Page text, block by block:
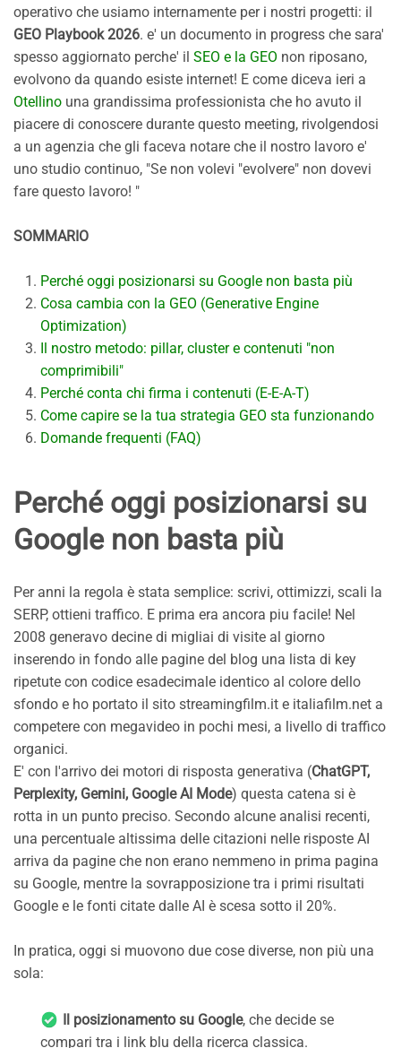
operativo che usiamo internamente per i nostri progetti: il
GEO Playbook 2026. e' un documento in progress che sara'
spesso aggiornato perche' il SEO e la GEO non riposano,
evolvono da quando esiste internet! E come diceva ieri a
Otellino una grandissima professionista che ho avuto il
piacere di conoscere durante questo meeting, rivolgendosi
a un agenzia che gli faceva notare che il nostro lavoro e'
uno studio continuo, "Se non volevi "evolvere" non dovevi
fare questo lavoro! "
SOMMARIO
Perché oggi posizionarsi su Google non basta più
Cosa cambia con la GEO (Generative Engine
Optimization)
Il nostro metodo: pillar, cluster e contenuti "non
comprimibili"
Perché conta chi firma i contenuti (E-E-A-T)
Come capire se la tua strategia GEO sta funzionando
Domande frequenti (FAQ)
Perché oggi posizionarsi su
Google non basta più
Per anni la regola è stata semplice: scrivi, ottimizzi, scali la
SERP, ottieni traffico. E prima era ancora piu facile! Nel
2008 generavo decine di migliai di visite al giorno
inserendo in fondo alle pagine del blog una lista di key
ripetute con codice esadecimale identico al colore dello
sfondo e ho portato il sito streamingfilm.it e italiafilm.net a
competere con megavideo in pochi mesi, a livello di traffico
organici.
E' con l'arrivo dei motori di risposta generativa (ChatGPT,
Perplexity, Gemini, Google AI Mode) questa catena si è
rotta in un punto preciso. Secondo alcune analisi recenti,
una percentuale altissima delle citazioni nelle risposte AI
arriva da pagine che non erano nemmeno in prima pagina
su Google, mentre la sovrapposizione tra i primi risultati
Google e le fonti citate dalle AI è scesa sotto il 20%.
In pratica, oggi si muovono due cose diverse, non più una
sola:
Il posizionamento su Google, che decide se
compari tra i link blu della ricerca classica.